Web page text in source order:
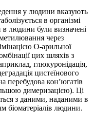
у людини вказують
в організмі
людини були визначені
через
O-арильної
цих шляхів з
глюкуронідація,
цистеїнового
перебудова кон’югатів
димеризацією). Ці
з даними, наданими в
біоматеріалів людини.